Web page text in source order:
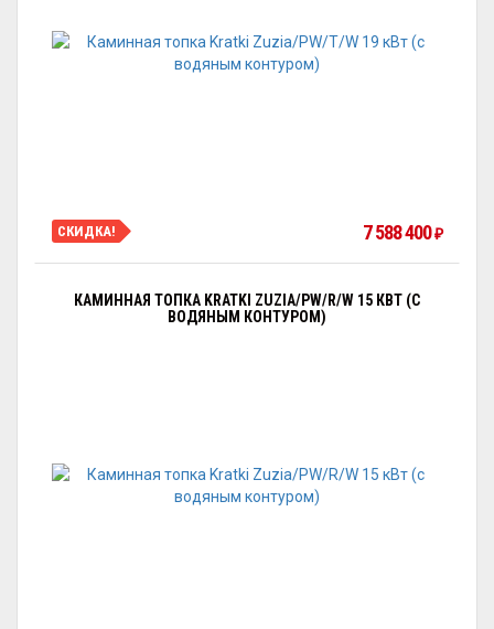
СКИДКА! 7 588 400₽
КАМИННАЯ ТОПКА KRATKI ZUZIA/PW/R/W 15 КВТ (С
ВОДЯНЫМ КОНТУРОМ)